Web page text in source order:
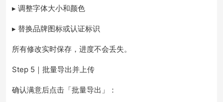
▸ 调整字体大小和颜色
▸ 替换品牌图标或认证标识
所有修改实时保存，进度不会丢失。
Step 5｜批量导出并上传
确认满意后点击「批量导出」：